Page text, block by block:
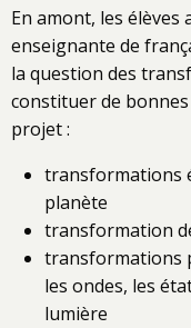
En amont, les élèves
enseignante de
la question des
constituer de
projet :
transformations
planète
transformation
transformations
les ondes, les
lumière